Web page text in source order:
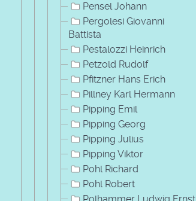
Pensel Johann
Pergolesi Giovanni
Battista
Pestalozzi Heinrich
Petzold Rudolf
Pfitzner Hans Erich
Pillney Karl Hermann
Pipping Emil
Pipping Georg
Pipping Julius
Pipping Viktor
Pohl Richard
Pohl Robert